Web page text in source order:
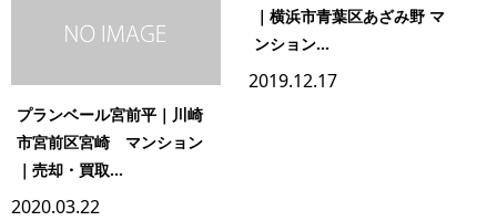
プランベール宮前平｜川崎
市宮前区宮崎 マンション
｜売却・買取...
2020.03.22
｜横浜市青葉区あざみ野 マ
ンション...
2019.12.17